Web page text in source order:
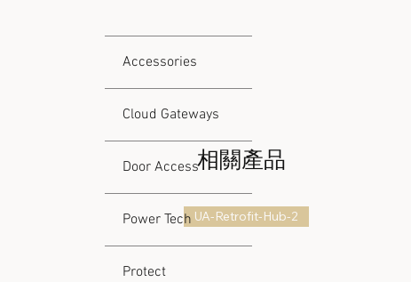
Accessories
Cloud Gateways
Door Access
Power Tech
Protect
相關產品
UA-Retrofit-Hub-2